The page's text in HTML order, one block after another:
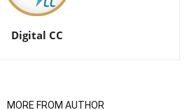
Digital CC
MORE FROM AUTHOR